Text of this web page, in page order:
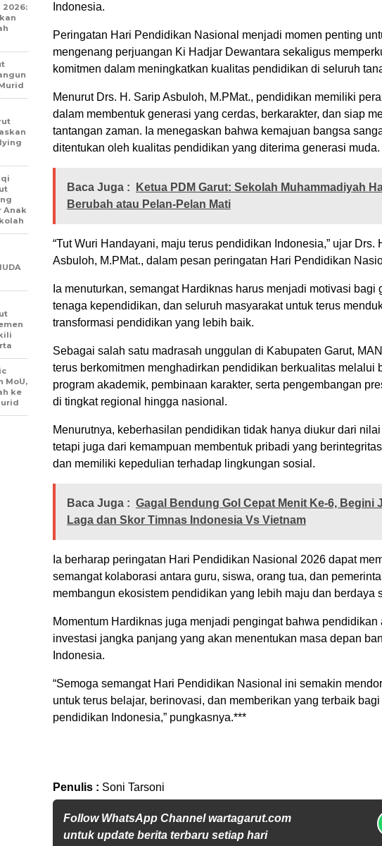
Indonesia.
Peringatan Hari Pendidikan Nasional menjadi momen penting
mengenang perjuangan Ki Hadjar Dewantara sekaligus
komitmen dalam meningkatkan kualitas pendidikan di seluruh
Menurut Drs. H. Sarip Asbuloh, M.PMat., pendidikan memiliki
dalam membentuk generasi yang cerdas, berkarakter, dan siap
tantangan zaman. Ia menegaskan bahwa kemajuan bangsa
ditentukan oleh kualitas pendidikan yang diterima generasi muda.
Baca Juga :
Ketua PDM Garut: Sekolah Muhammadiyah
Berubah atau Pelan-Pelan Mati
“Tut Wuri Handayani, maju terus pendidikan Indonesia,” ujar Drs.
Asbuloh, M.PMat., dalam pesan peringatan Hari Pendidikan
Ia menuturkan, semangat Hardiknas harus menjadi motivasi bagi
tenaga kependidikan, dan seluruh masyarakat untuk terus
transformasi pendidikan yang lebih baik.
Sebagai salah satu madrasah unggulan di Kabupaten Garut,
terus berkomitmen menghadirkan pendidikan berkualitas melalui
program akademik, pembinaan karakter, serta pengembangan
di tingkat regional hingga nasional.
Menurutnya, keberhasilan pendidikan tidak hanya diukur dari
tetapi juga dari kemampuan membentuk pribadi yang
dan memiliki kepedulian terhadap lingkungan sosial.
Baca Juga : Gagal Bendung Gol Cepat Menit Ke-6, Begini
Laga dan Skor Timnas Indonesia Vs Vietnam
Ia berharap peringatan Hari Pendidikan Nasional 2026 dapat
semangat kolaborasi antara guru, siswa, orang tua, dan
membangun ekosistem pendidikan yang lebih maju dan berdaya
Momentum Hardiknas juga menjadi pengingat bahwa pendidikan
investasi jangka panjang yang akan menentukan masa depan
Indonesia.
“Semoga semangat Hari Pendidikan Nasional ini semakin
untuk terus belajar, berinovasi, dan memberikan yang terbaik
pendidikan Indonesia,” pungkasnya.***
Penulis : Soni Tarsoni
Follow WhatsApp Channel wartagarut.com
untuk update berita terbaru setiap hari
2026:
Anak
MoU,
ke